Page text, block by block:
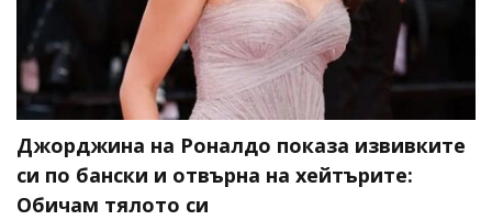
Джорджина на Роналдо показа извивките
си по бански и отвърна на хейтърите:
Обичам тялото си